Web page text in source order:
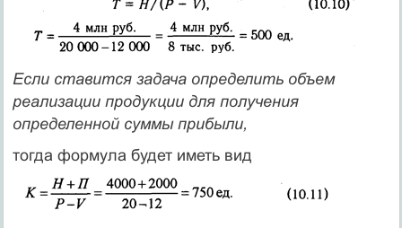
Если ставится задача определить объем
реализации продукции для получения
определенной суммы прибыли,
тогда формула будет иметь вид